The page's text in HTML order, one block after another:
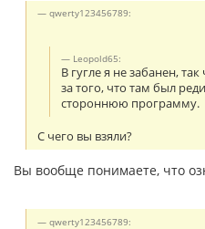
qwerty123456789:
Leopold65:
В гугле я не забанен,
за того, что там был
стороннюю программу.
С чего вы взяли?
Вы вообще понимаете, что
qwerty123456789: